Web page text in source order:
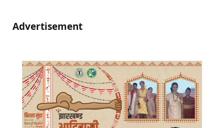
Advertisement